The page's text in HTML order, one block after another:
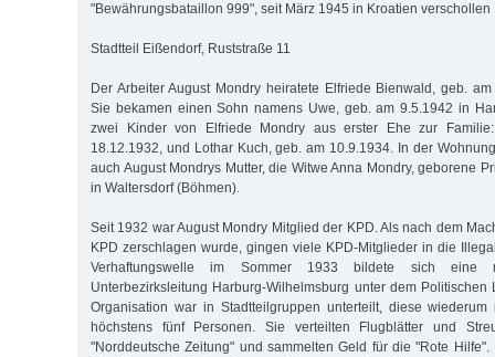
"Bewährungsbataillon 999", seit März 1945 in Kroatien verschollen
Stadtteil Eißendorf, Ruststraße 11
Der Arbeiter August Mondry heiratete Elfriede Bienwald, geb.
Sie bekamen einen Sohn namens Uwe, geb. am 9.5.1942 in
zwei Kinder von Elfriede Mondry aus erster Ehe zur
18.12.1932, und Lothar Kuch, geb. am 10.9.1934. In der
auch August Mondrys Mutter, die Witwe Anna Mondry, geborene
in Waltersdorf (Böhmen).
Seit 1932 war August Mondry Mitglied der KPD. Als nach dem
KPD zerschlagen wurde, gingen viele KPD-Mitglieder in die
Ver­haftungswelle im Sommer 1933 bildete sich eine
Unterbezirksleitung Har­burg-Wilhelmsburg unter dem Politischen
Organisation war in Stadtteilgruppen unterteilt, diese
höchstens fünf Personen. Sie verteilten Flugblätter und
"Norddeutsche Zeitung" und sammelten Geld für die "Rote